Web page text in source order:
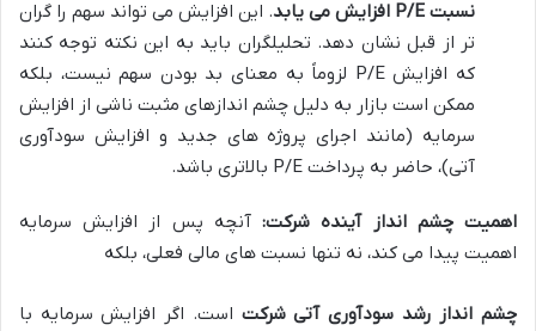
نسبت P/E افزایش می یابد
. این افزایش می تواند سهم را گران
تر از قبل نشان دهد. تحلیلگران باید به این نکته توجه کنند
که افزایش P/E لزوماً به معنای بد بودن سهم نیست، بلکه
ممکن است بازار به دلیل چشم اندازهای مثبت ناشی از افزایش
سرمایه (مانند اجرای پروژه های جدید و افزایش سودآوری
آتی)، حاضر به پرداخت P/E بالاتری باشد.
اهمیت چشم انداز آینده شرکت:آنچه پس از افزایش سرمایه
اهمیت پیدا می کند، نه تنها نسبت های مالی فعلی، بلکه
چشم انداز رشد سودآوری آتی شرکت است. اگر افزایش سرمایه با